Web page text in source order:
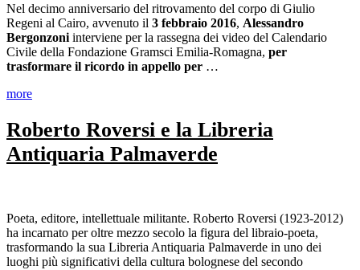
Nel decimo anniversario del ritrovamento del corpo di Giulio
Regeni al Cairo, avvenuto il 3 febbraio 2016, Alessandro
Bergonzoni interviene per la rassegna dei video del Calendario
Civile della Fondazione Gramsci Emilia-Romagna, per
trasformare il ricordo in appello per …
more
Roberto Roversi e la Libreria
Antiquaria Palmaverde
Poeta, editore, intellettuale militante. Roberto Roversi (1923-2012)
ha incarnato per oltre mezzo secolo la figura del libraio-poeta,
trasformando la sua Libreria Antiquaria Palmaverde in uno dei
luoghi più significativi della cultura bolognese del secondo